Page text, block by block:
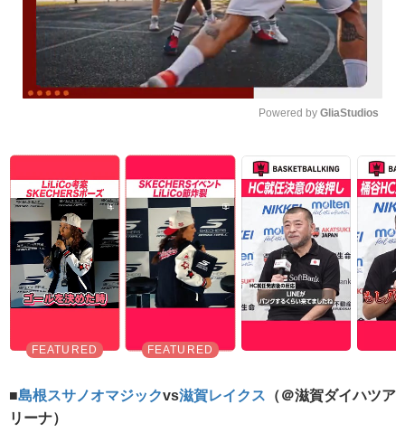
Powered by GliaStudios
■島根スサノオマジックvs滋賀レイクス （＠滋賀ダイハツア
リーナ）